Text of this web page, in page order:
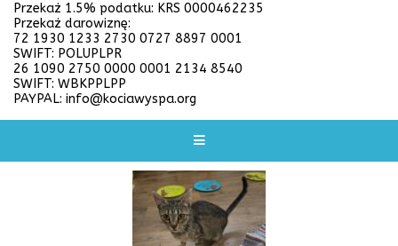
Przekaż 1.5% podatku: KRS 0000462235
Przekaż darowiznę:
72 1930 1233 2730 0727 8897 0001
SWIFT: POLUPLPR
26 1090 2750 0000 0001 2134 8540
SWIFT: WBKPPLPP
PAYPAL: info@kociawyspa.org